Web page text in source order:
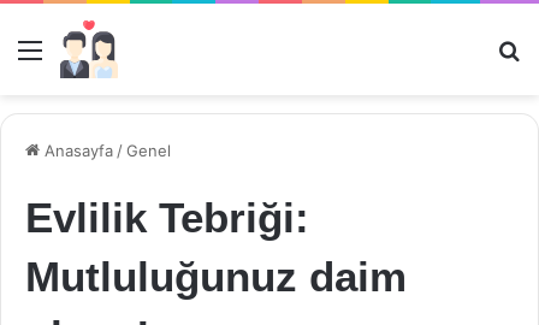
Menü
Anasayfa /Genel
Evlilik Tebriği:
Mutluluğunuz daim